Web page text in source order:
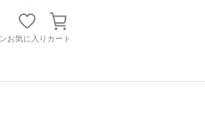
お気に入り カート